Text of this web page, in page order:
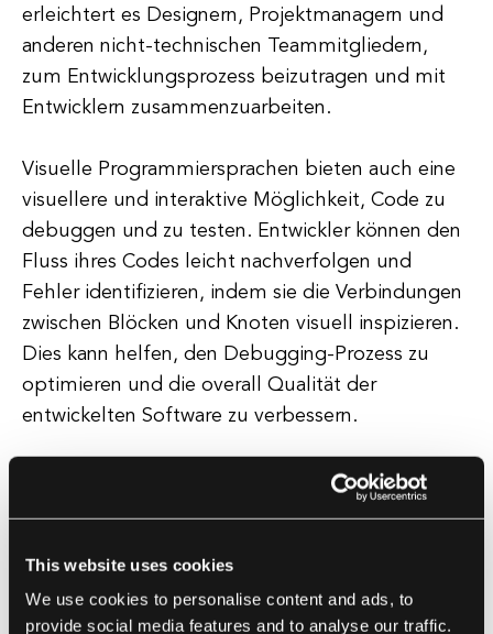
This website uses cookies
We use cookies to personalise content and ads, to
provide social media features and to analyse our traffic.
erleichtert es Designern, Projektmanagern und
anderen nicht-technischen Teammitgliedern,
zum Entwicklungsprozess beizutragen und mit
Entwicklern zusammenzuarbeiten.
Visuelle Programmiersprachen bieten auch eine
visuellere und interaktive Möglichkeit, Code zu
debuggen und zu testen. Entwickler können den
Fluss ihres Codes leicht nachverfolgen und
Fehler identifizieren, indem sie die Verbindungen
zwischen Blöcken und Knoten visuell inspizieren.
Dies kann helfen, den Debugging-Prozess zu
optimieren und die overall Qualität der
entwickelten Software zu verbessern.
Neben ihrer Benutzerfreundlichkeit können
visuelle Programmiersprachen auch die
Softwareentwicklung steigern. Indem sie den
Codierungsprozess vereinfachen und eine